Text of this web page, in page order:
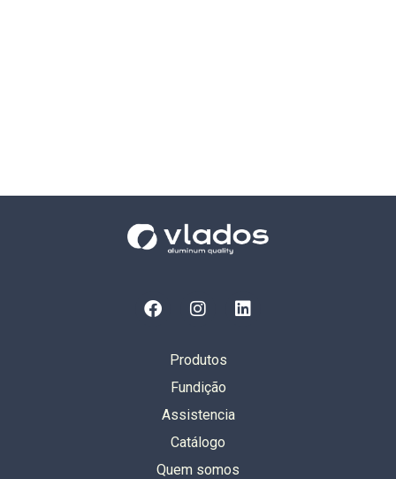
Produtos
Fundição
Assistencia
Catálogo
Quem somos